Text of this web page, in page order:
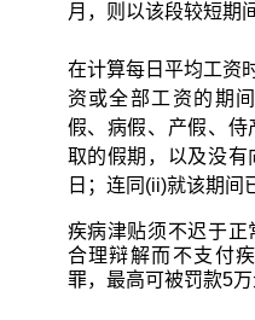
月，则以该段较短期
在计算每日平均工资
资或全部工资的期
假、病假、产假、
取的假期，以及没
日；连同(ii)就该期间
疾病津贴须不迟于
合理辩解而不支付
罪，最高可被罚款5万